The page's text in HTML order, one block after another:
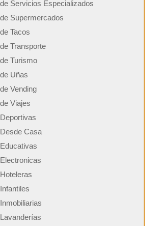
Servicios Especializados
Supermercados
Tacos
Transporte
Turismo
Uñas
Vending
Viajes
Casa